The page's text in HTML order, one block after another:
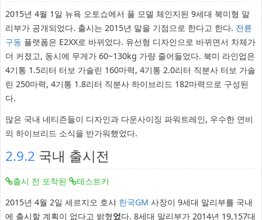
2015년 4월 1일 뉴욕 오토쇼에서 풀 모델 체인지된 9세대 북미형 말
리부가 공개되었다. 출시는 2015년 말을 기점으로 한다고 한다. 전륜
구동 플랫폼은 E2XX로 바뀌었다. 유선형 디자인으로 바뀌면서 차체가
더 커졌고, 동시에 무게가 60~130kg 가량 줄어들었다. 북미 라인업은
4기통 1.5리터 터보 가솔린 160마력, 4기통 2.0리터 직분사 터보 가솔
린 250마력, 4기통 1.8리터 직분사 하이브리드 182마력으로 구성된
다.
많은 국내 네티즌들이 디자인과 다운사이징 파워트레인, 우수한 연비
의 하이브리드 소식을 반가워했었다.
2.9.2 국내 출시전
출시 전 포착된
테스트카
2015년 4월 2일 세르지오 호샤 한국GM 사장이 9세대 말리부를 국내
에 출시할 계획이 없다고 밝혔었다. 8세대 말리부가 2014년 19,157대